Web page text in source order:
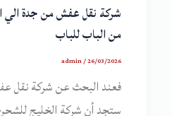
شركة نقل عفش من جدة الي
من الباب للباب
admin/26/03/2026
فعند البحث عن شركة نقل
ستجد أن شركة الخليج